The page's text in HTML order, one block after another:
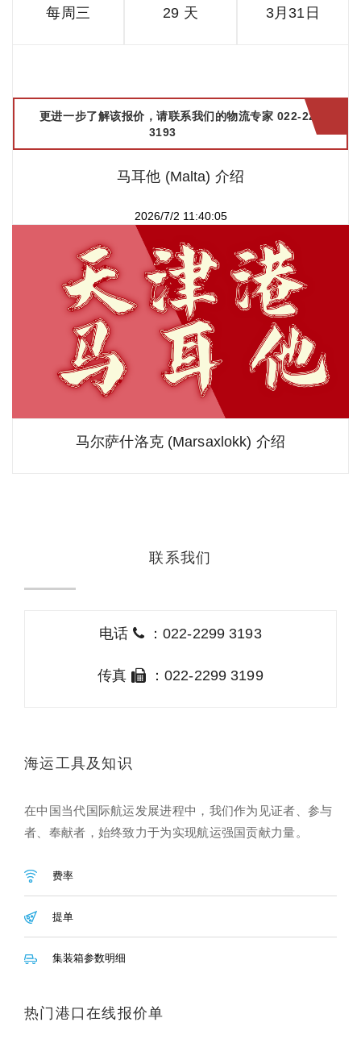
每周三 29 天 3月31日
更进一步了解该报价，请联系我们的物流专家 022-2299
3193
马耳他 (Malta) 介绍
2026/7/2 11:40:05
马尔萨什洛克 (Marsaxlokk) 介绍
联系我们
电话 ：022-2299 3193
传真 ：022-2299 3199
海运工具及知识
在中国当代国际航运发展进程中，我们作为见证者、参与
者、奉献者，始终致力于为实现航运强国贡献力量。
费率
提单
集装箱参数明细
热门港口在线报价单